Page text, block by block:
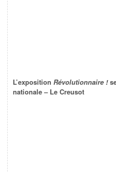
L’exposition Révolutionnaire !
nationale – Le Creusot